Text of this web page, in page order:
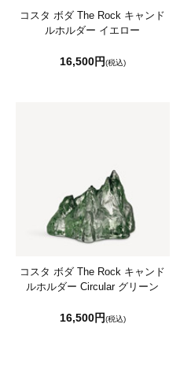
コスタ ボダ The Rock キャンド
ルホルダー イエロー
16,500円(税込)
コスタ ボダ The Rock キャンド
ルホルダー Circular グリーン
16,500円(税込)